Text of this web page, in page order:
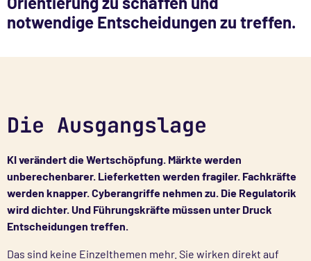
notwendige Entscheidungen zu treffen.
Die Ausgangslage
KI verändert die Wertschöpfung. Märkte werden
unberechenbarer. Lieferketten werden fragiler. Fachkräfte
werden knapper. Cyberangriffe nehmen zu. Die Regulatorik
wird dichter. Und Führungskräfte müssen unter Druck
Entscheidungen treffen.
Das sind keine Einzelthemen mehr. Sie wirken direkt auf